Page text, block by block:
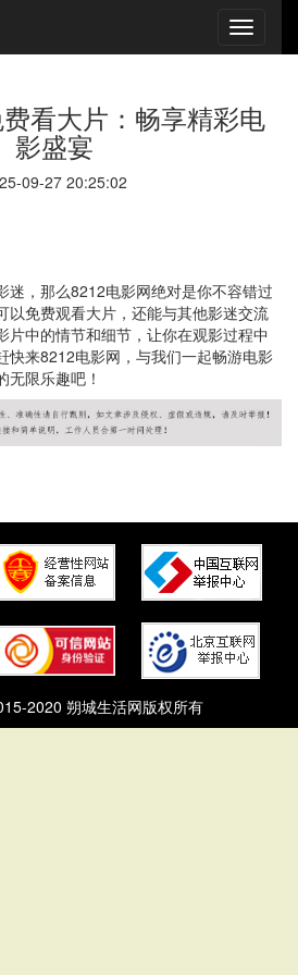
看大片：畅享精彩电
影盛宴
09-27 20:25:02
迷，那么8212电影网绝对是你不容错过
以免费观看大片，还能与其他影迷交流
片中的情节和细节，让你在观影过程中
快来8212电影网，与我们一起畅游电影
限乐趣吧！
2020 朔城生活网版权所有